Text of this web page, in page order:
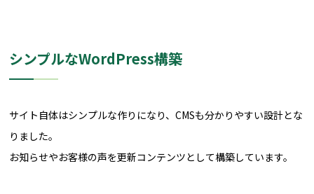
シンプルなWordPress構築
サイト自体はシンプルな作りになり、CMSも分かりやすい設計とな
りました。
お知らせやお客様の声を更新コンテンツとして構築しています。